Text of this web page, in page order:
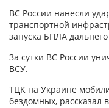
ВС России нанесли
транспортной
запуска БПЛА
За сутки ВС России
ВСУ.
ТЦК на Украине
бездомных, рассказал